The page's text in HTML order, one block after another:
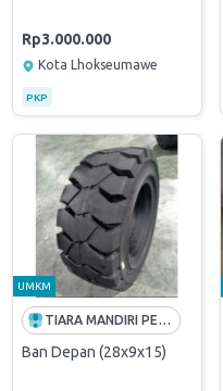
Rp3.000.000
Kota Lhokseumawe
PKP
UMKM
TIARA MANDIRI PERKASA
Ban Depan (28x9x15)